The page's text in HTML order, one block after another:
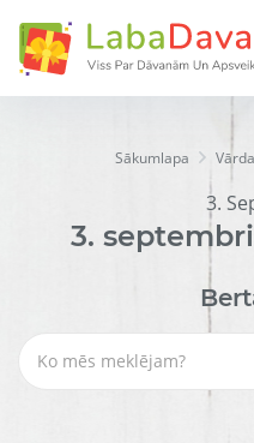
Sākumlapa
3.
3.